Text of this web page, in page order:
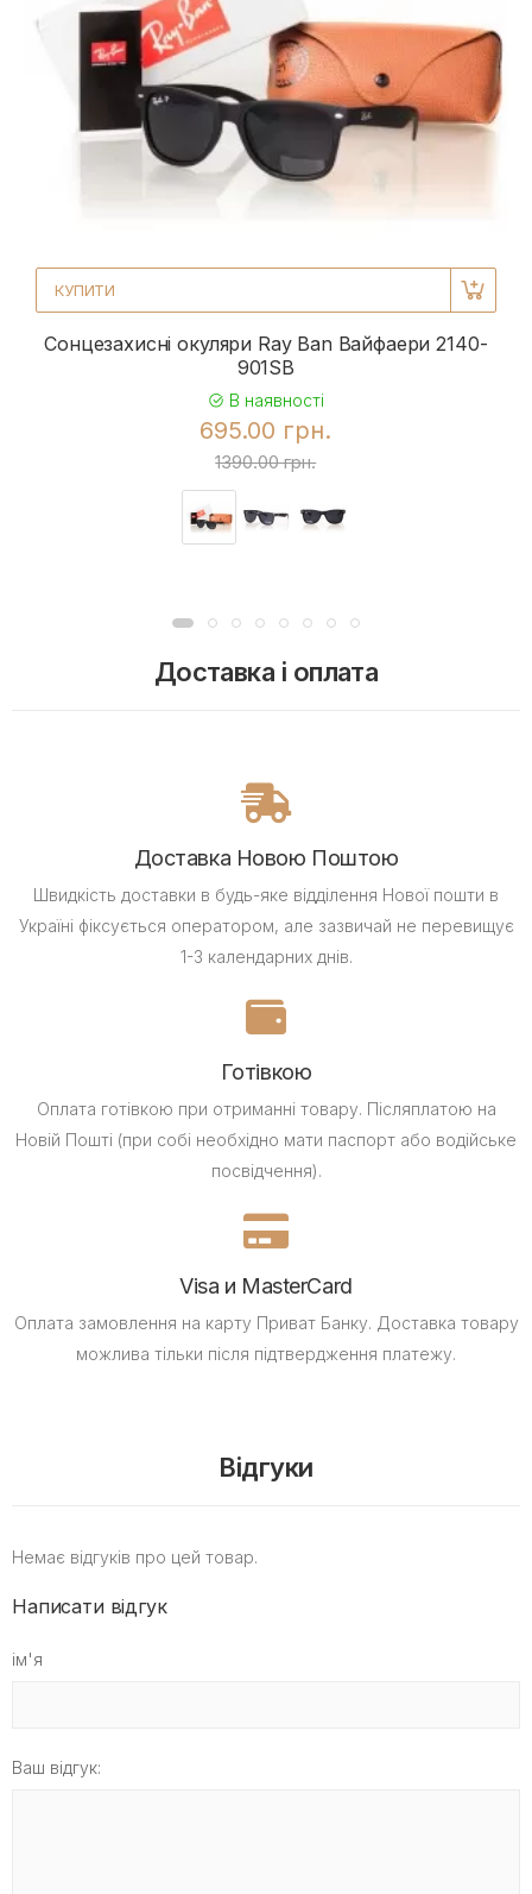
КУПИТИ
Сонцезахисні окуляри Ray Ban Вайфаери 2140-
901SB
В наявності
695.00 грн.
1390.00 грн.
Доставка і оплата
Доставка Новою Поштою
Швидкість доставки в будь-яке відділення Нової пошти в
Україні фіксується оператором, але зазвичай не перевищує
1-3 календарних днів.
Готівкою
Оплата готівкою при отриманні товару. Післяплатою на
Новій Пошті (при собі необхідно мати паспорт або водійське
посвідчення).
Visa и MasterCard
Оплата замовлення на карту Приват Банку. Доставка товару
можлива тільки після підтвердження платежу.
Відгуки
Немає відгуків про цей товар.
Написати відгук
ім'я
Ваш відгук: